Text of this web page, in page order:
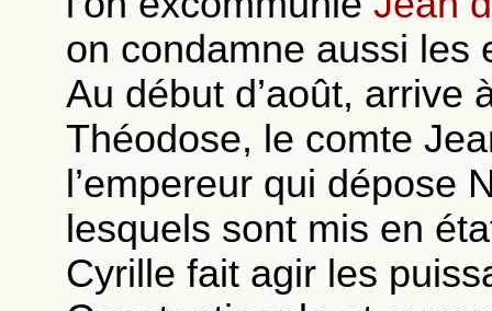
on condamne aussi les
Au début d’août, arrive
Théodose, le comte
l’empereur qui dépose
lesquels sont mis en
Cyrille fait agir les